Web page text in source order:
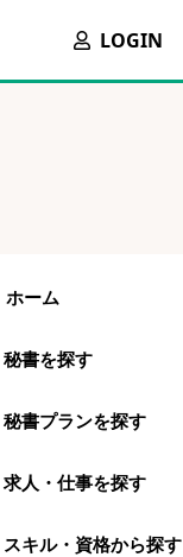
LOGIN
ホーム
秘書を探す
秘書プランを探す
求人・仕事を探す
スキル・資格から探す